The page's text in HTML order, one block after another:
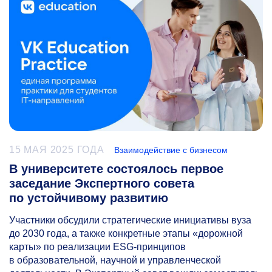
15 МАЯ 2025 ГОДА Взаимодействие с бизнесом
В университете состоялось первое
заседание Экспертного совета
по устойчивому развитию
Участники обсудили стратегические инициативы вуза
до 2030 года, а также конкретные этапы «дорожной
карты» по реализации ESG-принципов
в образовательной, научной и управленческой